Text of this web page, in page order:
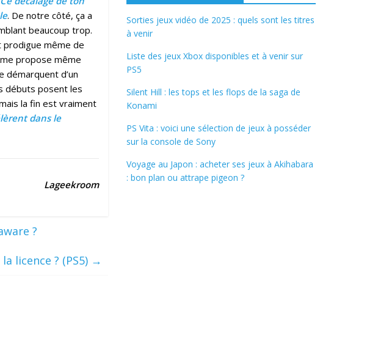
. De notre côté, ça a
beaucoup trop.
prodigue même de
propose même
démarquent d’un
débuts posent les
la fin est vraiment
dans le
Lageekroom
?
licence ? (PS5) →
Sorties jeux vidéo de 2025 : quels sont les titres
à venir
Liste des jeux Xbox disponibles et à venir sur
PS5
Silent Hill : les tops et les flops de la saga de
Konami
PS Vita : voici une sélection de jeux à posséder
sur la console de Sony
Voyage au Japon : acheter ses jeux à Akihabara
: bon plan ou attrape pigeon ?